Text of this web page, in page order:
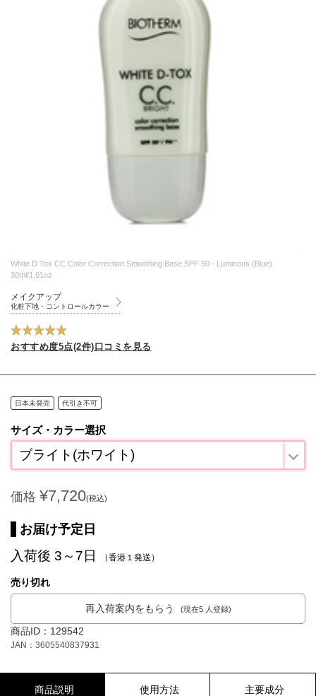
White D Tox CC Color Correction Smoothing Base SPF 50 - Luminous (Blue)
30ml/1.01oz
メイクアップ
化粧下地・コントロールカラー
おすすめ度5点(2件)口コミを見る
日本未発売 代引き不可
サイズ・カラー選択
ブライト(ホワイト)
価格 ¥7,720(税込)
お届け予定日
入荷後 3～7日 （香港１発送）
売り切れ
再入荷案内をもらう (現在5 人登録)
商品ID：129542
JAN：3605540837931
商品説明 使用方法 主要成分